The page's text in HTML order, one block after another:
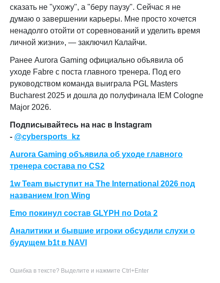
сказать не "ухожу", а "беру паузу". Сейчас я не
думаю о завершении карьеры. Мне просто хочется
ненадолго отойти от соревнований и уделить время
личной жизни», — заключил Калайчи.
Ранее Aurora Gaming официально объявила об
уходе Fabre с поста главного тренера. Под его
руководством команда выиграла PGL Masters
Bucharest 2025 и дошла до полуфинала IEM Cologne
Major 2026.
Подписывайтесь на нас в Instagram
- @cybersports_kz
Aurora Gaming объявила об уходе главного
тренера состава по CS2
1w Team выступит на The International 2026 под
названием Iron Wing
Emo покинул состав GLYPH по Dota 2
Аналитики и бывшие игроки обсудили слухи о
будущем b1t в NAVI
Ошибка в тексте? Выделите и нажмите Ctrl+Enter